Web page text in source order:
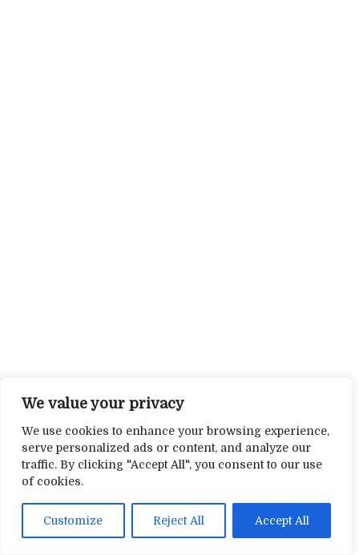
We value your privacy
We use cookies to enhance your browsing experience,
serve personalized ads or content, and analyze our
traffic. By clicking "Accept All", you consent to our use
of cookies.
Customize Reject All Accept All